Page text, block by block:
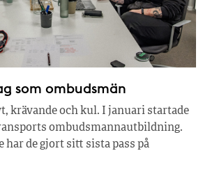
som ombudsmän
krävande och kul. I januari startade
ombudsmannautbildning.
har de gjort sitt sista pass på